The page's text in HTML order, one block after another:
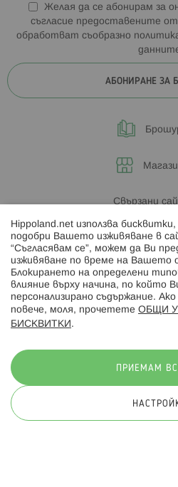
Желая да се абонирам за
съгласие предоставените
обработват съобразно
АБОНИРАНЕ ЗА
Свързани
© 2026 Hippoland.net.
Hippoland.net използва
подобри Вашето изживяване в
“Съгласявам се”, можем да Ви
изживяване по време на Вашето
Блокирането на определени
влияние върху начина, по който
персонализирано съдържание.
повече, моля, прочетете ОБЩИ
БИСКВИТКИ .
ПРИЕМАМ